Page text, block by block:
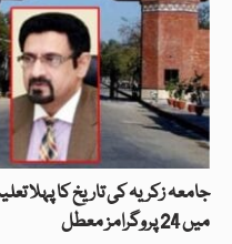
جامعہ زکریہ کی تاریخ کا پہلا
میں 24 پروگرامز معطل